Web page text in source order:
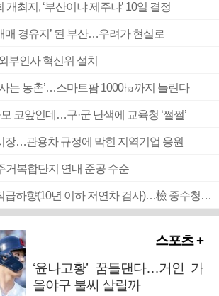
개최지, ‘부산이냐 제주냐’ 10일 결정
매 경유지’ 된 부산…우려가 현실로
부인사 혁신위 설치
는 농촌’…스마트팜 1000㏊까지 늘린다
코앞인데…구·군 난색에 교육청 ‘쩔쩔’
장…관용차 규정에 막힌 지역기업 응원
거복합단지 연내 준공 수순
■ 검사 신분 버리고 직급하향(10년 이하 저연차 검사)…檢 중수청행 기피
스포츠 +
‘윤나고황’ 꿈틀댄다…거인 가
을야구 불씨 살릴까